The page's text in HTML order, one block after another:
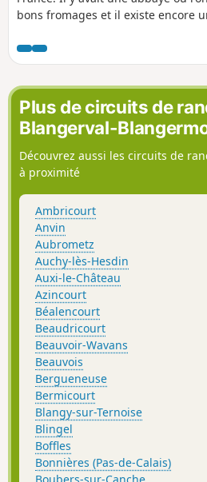
bons fromages et il existe encore
Plus de circuits de
Blangerval-
Découvrez aussi les circuits de
à proximité
Ambricourt
Anvin
Aubrometz
Auchy-lès-Hesdin
Auxi-le-Château
Azincourt
Béalencourt
Beaudricourt
Beauvoir-Wavans
Beauvois
Bergueneuse
Bermicourt
Blangy-sur-Ternoise
Blingel
Boffles
Bonnières (Pas-de-Calais)